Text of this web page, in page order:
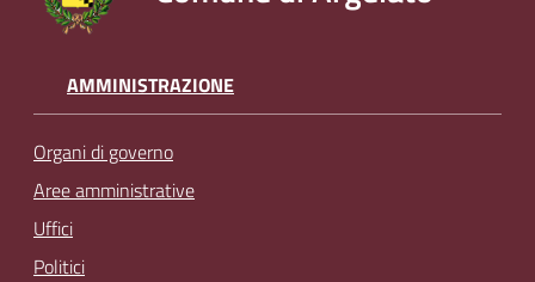
AMMINISTRAZIONE
Organi di governo
Aree amministrative
Uffici
Politici